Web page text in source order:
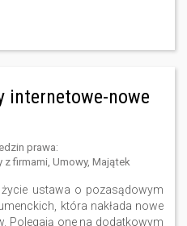
internetowe-nowe
prawa:
z firmami, Umowy, Majątek
ustawa o pozasądowym
która nakłada nowe
Polegają one na dodatkowym